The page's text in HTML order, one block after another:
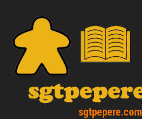
content
sgtpepere.com